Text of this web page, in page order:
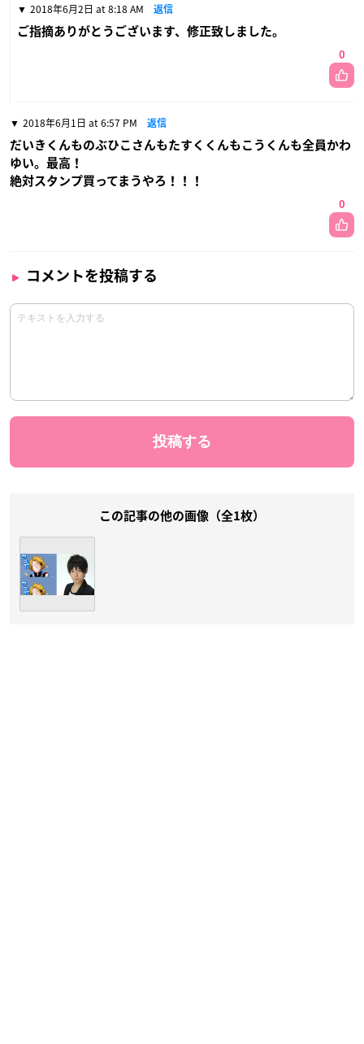
2018年6月2日 at 8:18 AM 返信
ご指摘ありがとうございます、修正致しました。
0
2018年6月1日 at 6:57 PM 返信
だいきくんものぶひこさんもたすくくんもこうくんも全員かわ
ゆい。最高！
絶対スタンプ買ってまうやろ！！！
0
コメントを投稿する
この記事の他の画像（全1枚）